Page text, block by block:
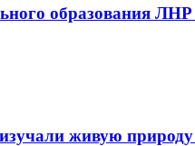
образования
живую